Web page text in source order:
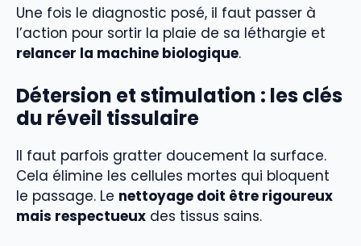
Une fois le diagnostic posé, il faut passer à
l’action pour sortir la plaie de sa léthargie et
relancer la machine biologique.
Détersion et stimulation : les clés
du réveil tissulaire
Il faut parfois gratter doucement la surface.
Cela élimine les cellules mortes qui bloquent
le passage. Le nettoyage doit être rigoureux
mais respectueux des tissus sains.